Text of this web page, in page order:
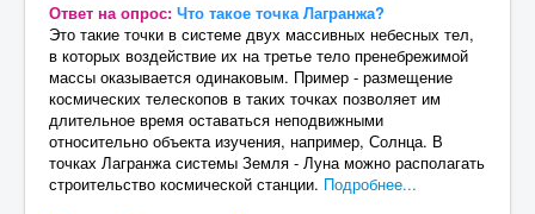
Ответ на опрос: Что такое точка Лагранжа?
Это такие точки в системе двух массивных небесных тел,
в которых воздействие их на третье тело пренебрежимой
массы оказывается одинаковым. Пример - размещение
космических телескопов в таких точках позволяет им
длительное время оставаться неподвижными
относительно объекта изучения, например, Солнца. В
точках Лагранжа системы Земля - Луна можно располагать
строительство космической станции. Подробнее...